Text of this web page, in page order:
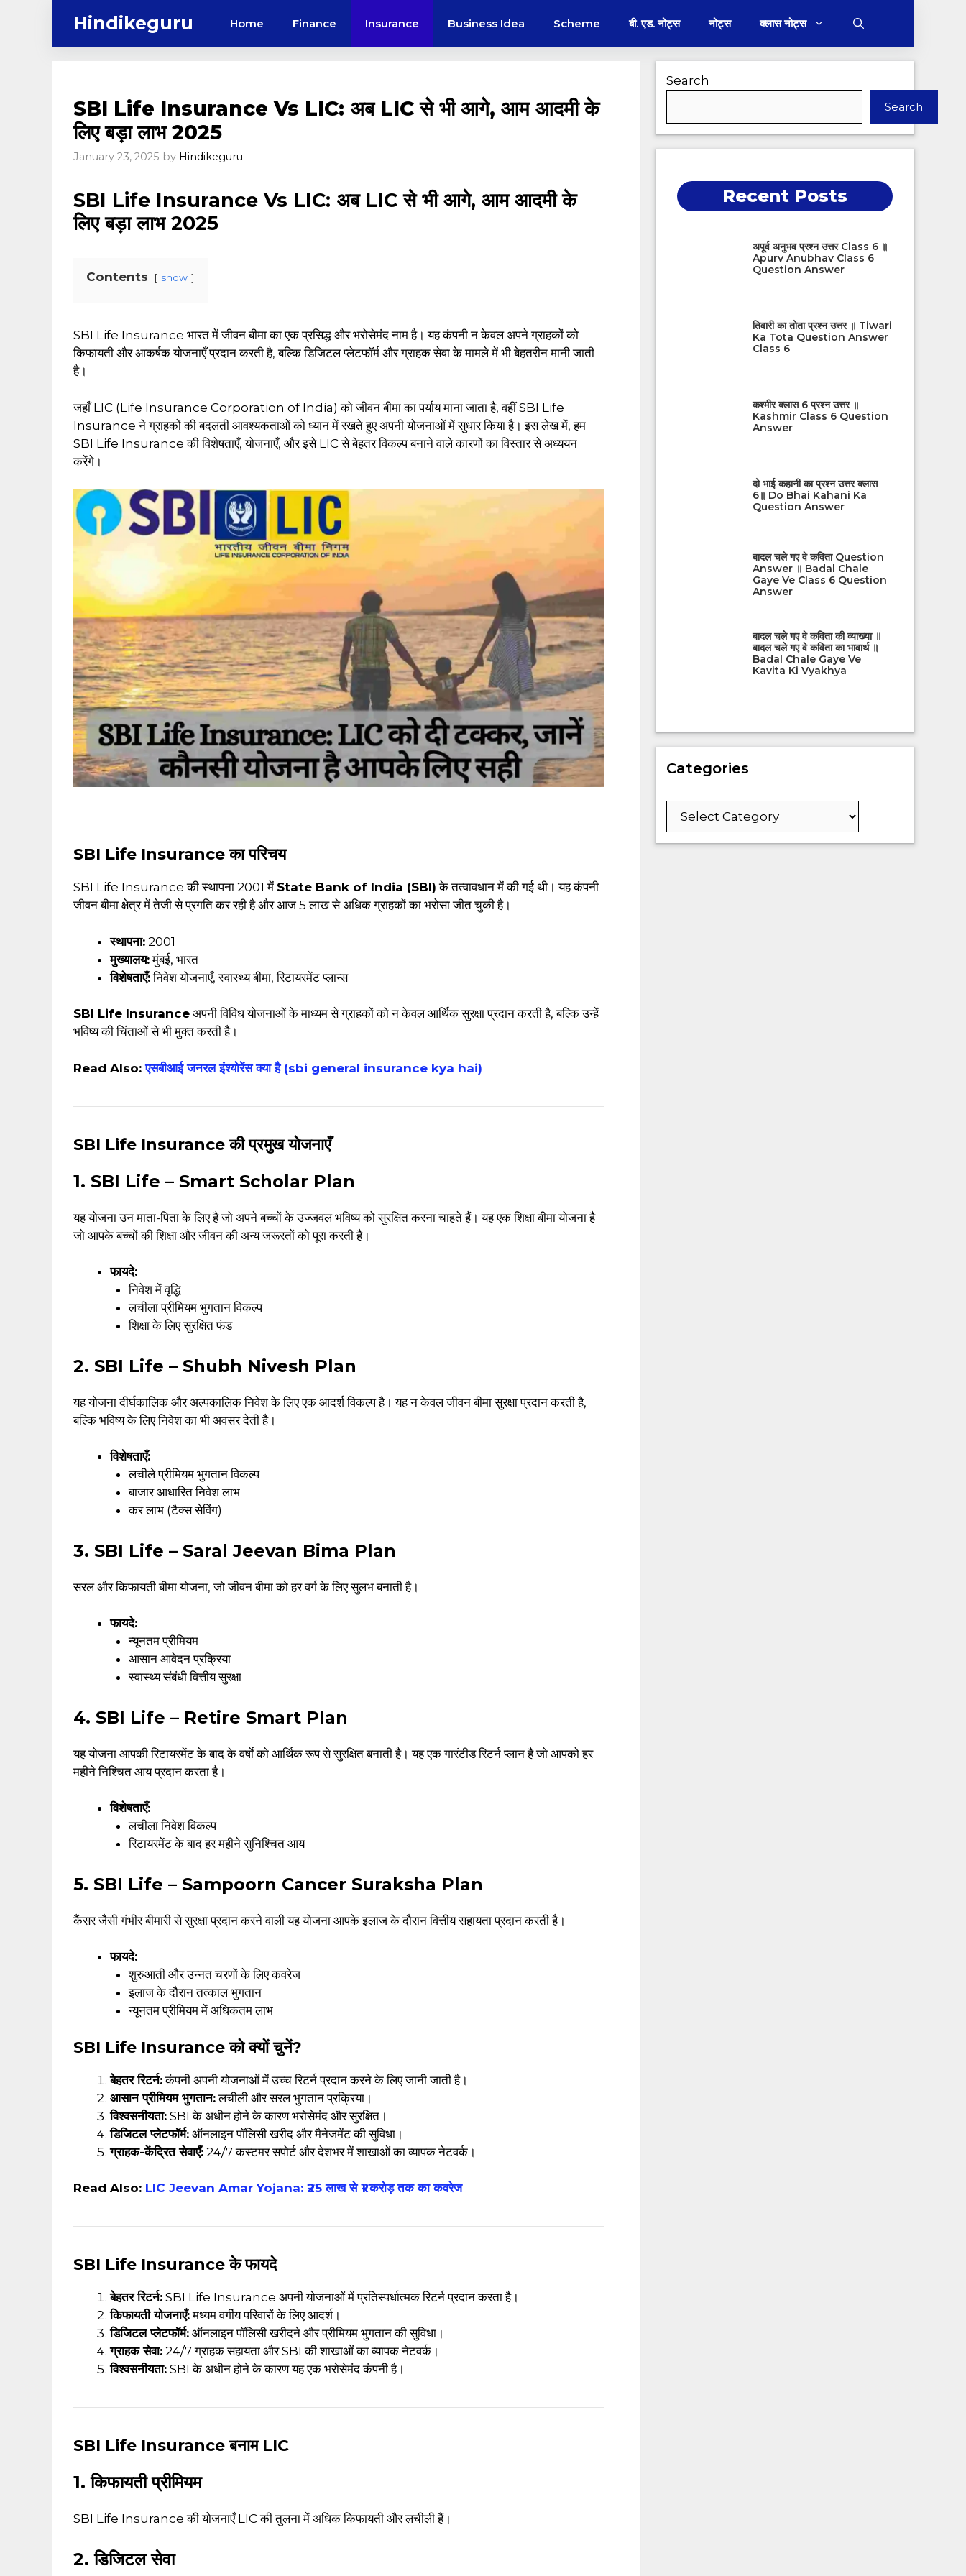
Hindikeguru Home Finance Insurance Business Idea Scheme बी. एड. नोट्स नोट्स क्लास नोट्स
SBI Life Insurance Vs LIC: अब LIC से भी आगे, आम आदमी के
लिए बड़ा लाभ 2025
January 23, 2025 by Hindikeguru
SBI Life Insurance Vs LIC: अब LIC से भी आगे, आम आदमी के
लिए बड़ा लाभ 2025
Contents show
SBI Life Insurance भारत में जीवन बीमा का एक प्रसिद्ध और भरोसेमंद नाम है। यह कंपनी न केवल अपने ग्राहकों को
किफायती और आकर्षक योजनाएँ प्रदान करती है, बल्कि डिजिटल प्लेटफॉर्म और ग्राहक सेवा के मामले में भी बेहतरीन मानी जाती
है।
जहाँ LIC (Life Insurance Corporation of India) को जीवन बीमा का पर्याय माना जाता है, वहीं SBI Life
Insurance ने ग्राहकों की बदलती आवश्यकताओं को ध्यान में रखते हुए अपनी योजनाओं में सुधार किया है। इस लेख में, हम
SBI Life Insurance की विशेषताएँ, योजनाएँ, और इसे LIC से बेहतर विकल्प बनाने वाले कारणों का विस्तार से अध्ययन
करेंगे।
SBI Life Insurance का परिचय
SBI Life Insurance की स्थापना 2001 में State Bank of India (SBI) के तत्वावधान में की गई थी। यह कंपनी
जीवन बीमा क्षेत्र में तेजी से प्रगति कर रही है और आज 5 लाख से अधिक ग्राहकों का भरोसा जीत चुकी है।
स्थापना: 2001
मुख्यालय:मुंबई, भारत
विशेषताएँ:निवेश योजनाएँ, स्वास्थ्य बीमा, रिटायरमेंट प्लान्स
SBI Life Insurance अपनी विविध योजनाओं के माध्यम से ग्राहकों को न केवल आर्थिक सुरक्षा प्रदान करती है, बल्कि उन्हें
भविष्य की चिंताओं से भी मुक्त करती है।
Read Also:एसबीआई जनरल इंश्योरेंस क्या है (sbi general insurance kya hai)
SBI Life Insurance की प्रमुख योजनाएँ
1. SBI Life – Smart Scholar Plan
यह योजना उन माता-पिता के लिए है जो अपने बच्चों के उज्जवल भविष्य को सुरक्षित करना चाहते हैं। यह एक शिक्षा बीमा योजना है
जो आपके बच्चों की शिक्षा और जीवन की अन्य जरूरतों को पूरा करती है।
फायदे:
निवेश में वृद्धि
लचीला प्रीमियम भुगतान विकल्प
शिक्षा के लिए सुरक्षित फंड
2. SBI Life – Shubh Nivesh Plan
यह योजना दीर्घकालिक और अल्पकालिक निवेश के लिए एक आदर्श विकल्प है। यह न केवल जीवन बीमा सुरक्षा प्रदान करती है,
बल्कि भविष्य के लिए निवेश का भी अवसर देती है।
विशेषताएँ:
लचीले प्रीमियम भुगतान विकल्प
बाजार आधारित निवेश लाभ
कर लाभ (टैक्स सेविंग)
3. SBI Life – Saral Jeevan Bima Plan
सरल और किफायती बीमा योजना, जो जीवन बीमा को हर वर्ग के लिए सुलभ बनाती है।
फायदे:
न्यूनतम प्रीमियम
आसान आवेदन प्रक्रिया
स्वास्थ्य संबंधी वित्तीय सुरक्षा
4. SBI Life – Retire Smart Plan
यह योजना आपकी रिटायरमेंट के बाद के वर्षों को आर्थिक रूप से सुरक्षित बनाती है। यह एक गारंटीड रिटर्न प्लान है जो आपको हर
महीने निश्चित आय प्रदान करता है।
विशेषताएँ:
लचीला निवेश विकल्प
रिटायरमेंट के बाद हर महीने सुनिश्चित आय
5. SBI Life – Sampoorn Cancer Suraksha Plan
कैंसर जैसी गंभीर बीमारी से सुरक्षा प्रदान करने वाली यह योजना आपके इलाज के दौरान वित्तीय सहायता प्रदान करती है।
फायदे:
शुरुआती और उन्नत चरणों के लिए कवरेज
इलाज के दौरान तत्काल भुगतान
न्यूनतम प्रीमियम में अधिकतम लाभ
SBI Life Insurance को क्यों चुनें?
बेहतर रिटर्न:कंपनी अपनी योजनाओं में उच्च रिटर्न प्रदान करने के लिए जानी जाती है।
आसान प्रीमियम भुगतान:लचीली और सरल भुगतान प्रक्रिया।
विश्वसनीयता: SBI के अधीन होने के कारण भरोसेमंद और सुरक्षित।
डिजिटल प्लेटफॉर्म: ऑनलाइन पॉलिसी खरीद और मैनेजमेंट की सुविधा।
ग्राहक-केंद्रित सेवाएँ: 24/7 कस्टमर सपोर्ट और देशभर में शाखाओं का व्यापक नेटवर्क।
Read Also: LIC Jeevan Amar Yojana: ₹25 लाख से ₹1 करोड़ तक का कवरेज
SBI Life Insurance के फायदे
बेहतर रिटर्न: SBI Life Insurance अपनी योजनाओं में प्रतिस्पर्धात्मक रिटर्न प्रदान करता है।
किफायती योजनाएँ:मध्यम वर्गीय परिवारों के लिए आदर्श।
डिजिटल प्लेटफॉर्म: ऑनलाइन पॉलिसी खरीदने और प्रीमियम भुगतान की सुविधा।
ग्राहक सेवा: 24/7 ग्राहक सहायता और SBI की शाखाओं का व्यापक नेटवर्क।
विश्वसनीयता: SBI के अधीन होने के कारण यह एक भरोसेमंद कंपनी है।
SBI Life Insurance बनाम LIC
1. किफायती प्रीमियम
SBI Life Insurance की योजनाएँ LIC की तुलना में अधिक किफायती और लचीली हैं।
2. डिजिटल सेवा
Search
Search
Recent Posts
अपूर्व अनुभव प्रश्न उत्तर Class 6 ॥
Apurv Anubhav Class 6
Question Answer
तिवारी का तोता प्रश्न उत्तर ॥ Tiwari
Ka Tota Question Answer
Class 6
कश्मीर क्लास 6 प्रश्न उत्तर ॥
Kashmir Class 6 Question
Answer
दो भाई कहानी का प्रश्न उत्तर क्लास
6॥ Do Bhai Kahani Ka
Question Answer
बादल चले गए वे कविता Question
Answer ॥ Badal Chale
Gaye Ve Class 6 Question
Answer
बादल चले गए वे कविता की व्याख्या ॥
बादल चले गए वे कविता का भावार्थ ॥
Badal Chale Gaye Ve
Kavita Ki Vyakhya
Categories
Categories